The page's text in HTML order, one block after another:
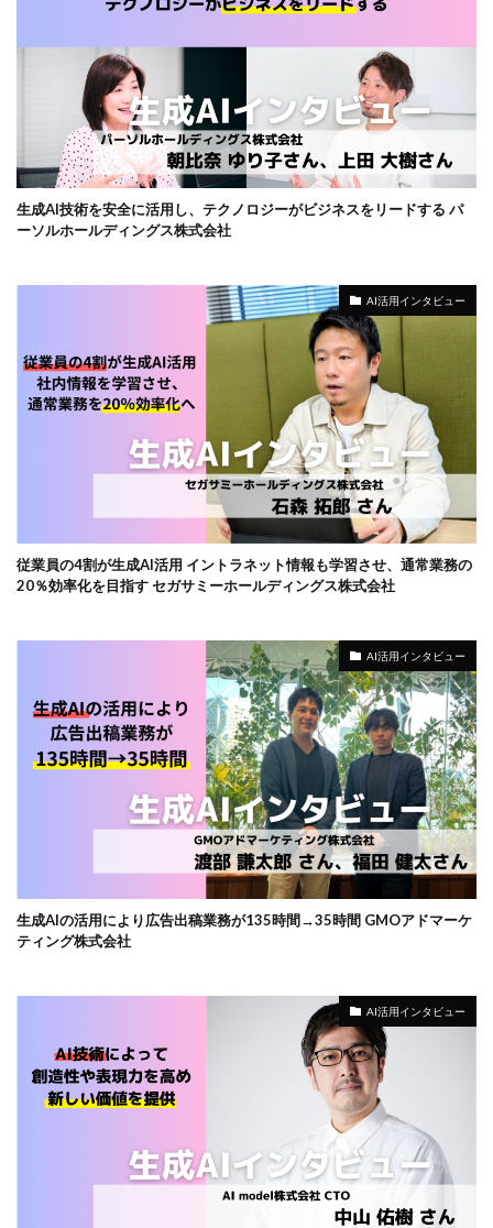
生成AI技術を安全に活用し、テクノロジーがビジネスをリードする パ
ーソルホールディングス株式会社
AI活用インタビュー
従業員の4割が生成AI活用 イントラネット情報も学習させ、通常業務の
20％効率化を目指す セガサミーホールディングス株式会社
AI活用インタビュー
生成AIの活用により広告出稿業務が135時間→35時間 GMOアドマーケ
ティング株式会社
AI活用インタビュー